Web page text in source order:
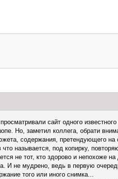
сайт одного
Но, заметил коллега, обрати
содержания, претендующего на
что называется, под копирку,
не тот, кто здорово и непохоже
И не мудрено, ведь в первую
того или иного снимка...